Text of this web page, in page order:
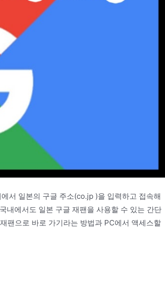
서 일본의 구글 주소(co.jp )을 입력하고 접속해
내에서도 일본 구글 재팬을 사용할 수 있는 간단
팬으로 바로 가기라는 방법과 PC에서 액세스할